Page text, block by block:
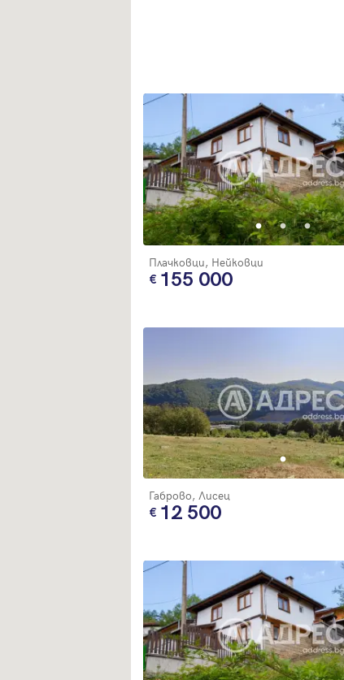
Плачковци, Нейковци
155 000
Габрово, Лисец
12 500